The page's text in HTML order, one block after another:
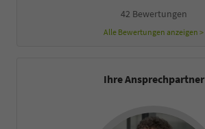
42 Bewertungen
Alle Bewertungen anzeigen >
Ihre Ansprechpartner